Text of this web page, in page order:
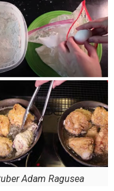
Adam Ragusea